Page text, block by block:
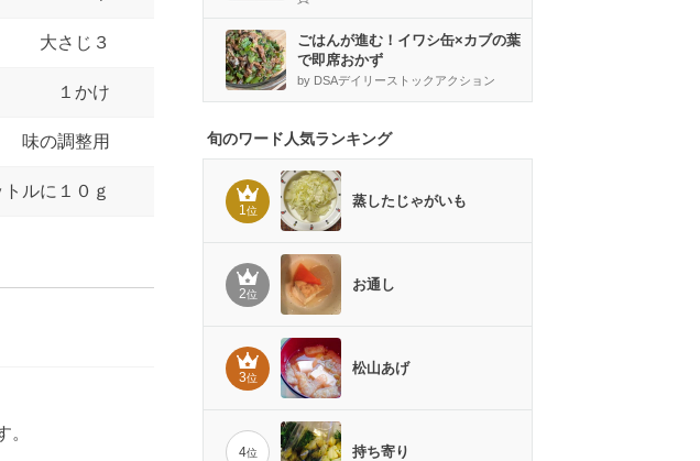
大さじ３
１かけ
味の調整用
ルに１０ｇ
。
ごはんが進む！イワシ缶×カブの葉
で即席おかず
by DSAデイリーストックアクション
旬のワード人気ランキング
1位
蒸したじゃがいも
2位
お通し
3位
松山あげ
4位 持ち寄り